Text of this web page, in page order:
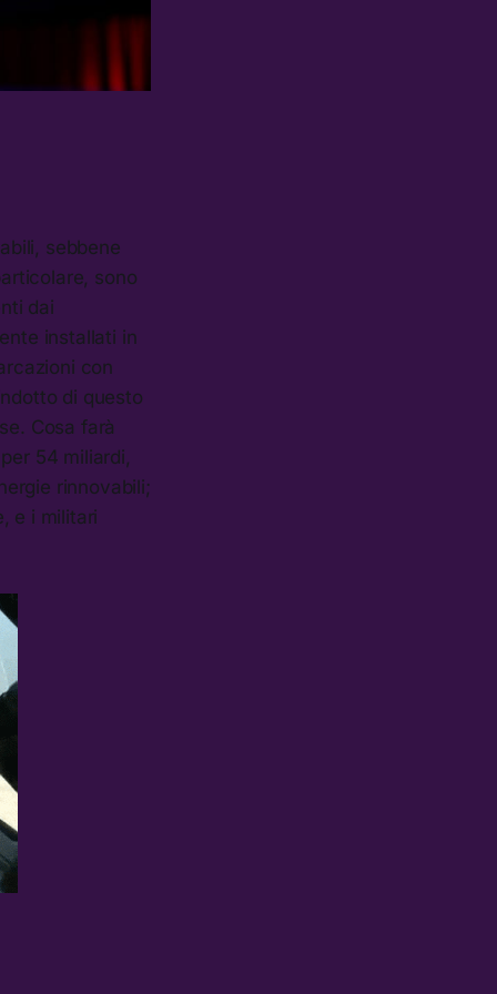
sebbene
sono
dai
installati in
con
di questo
Cosa farà
54 miliardi,
rinnovabili;
e i militari